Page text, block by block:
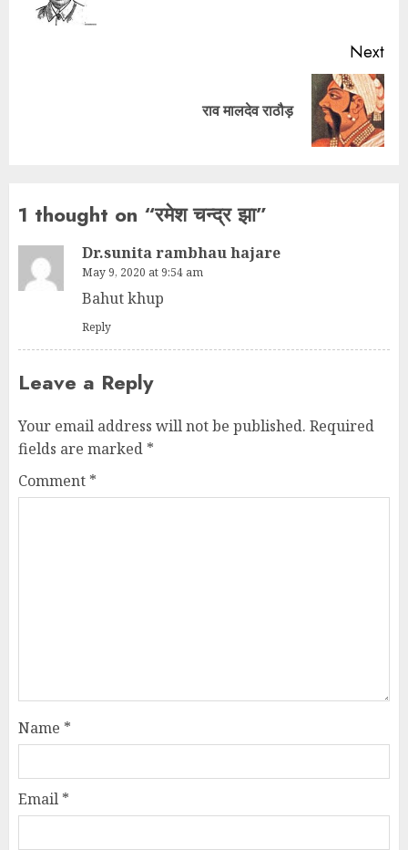
Next
राव मालदेव राठौड़
1 thought on “रमेश चन्द्र झा”
Dr.sunita rambhau hajare
May 9, 2020 at 9:54 am
Bahut khup
Reply
Leave a Reply
Your email address will not be published. Required
fields are marked *
Comment *
Name *
Email *